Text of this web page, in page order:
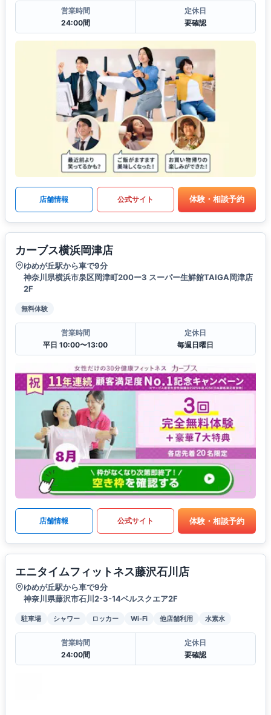
営業時間
24:00間
定休日
要確認
店舗情報 公式サイト 体験・相談予約
カーブス横浜岡津店
ゆめが丘駅から車で9分
神奈川県横浜市泉区岡津町200ー3 スーパー生鮮館TAIGA岡津店
2F
無料体験
営業時間
平日 10:00〜13:00
定休日
毎週日曜日
店舗情報 公式サイト 体験・相談予約
エニタイムフィットネス藤沢石川店
ゆめが丘駅から車で9分
神奈川県藤沢市石川2-3-14ベルスクエア2F
駐車場 シャワー ロッカー Wi-Fi 他店舗利用 水素水
営業時間
24:00間
定休日
要確認